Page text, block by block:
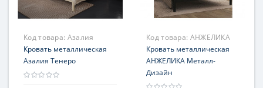
Код товара: Азалия
Кровать металлическая
Азалия Тенеро
Код товара: АНЖЕЛИКА
Кровать металлическая
АНЖЕЛИКА Металл-
Дизайн